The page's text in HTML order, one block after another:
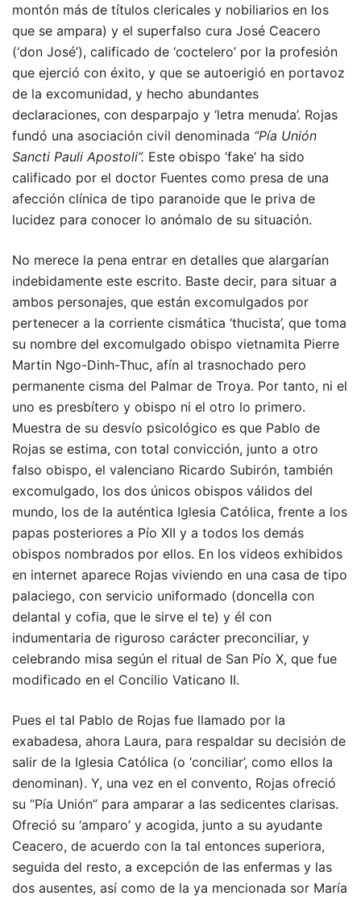
montón más de títulos clericales y nobiliarios en los
que se ampara) y el superfalso cura José Ceacero
(‘don José’), calificado de ‘coctelero’ por la profesión
que ejerció con éxito, y que se autoerigió en portavoz
de la excomunidad, y hecho abundantes
declaraciones, con desparpajo y ‘letra menuda’. Rojas
fundó una asociación civil denominada “Pía Unión
Sancti Pauli Apostoli”. Este obispo ‘fake’ ha sido
calificado por el doctor Fuentes como presa de una
afección clínica de tipo paranoide que le priva de
lucidez para conocer lo anómalo de su situación.
No merece la pena entrar en detalles que alargarían
indebidamente este escrito. Baste decir, para situar a
ambos personajes, que están excomulgados por
pertenecer a la corriente cismática ‘thucista’, que toma
su nombre del excomulgado obispo vietnamita Pierre
Martin Ngo-Dinh-Thuc, afín al trasnochado pero
permanente cisma del Palmar de Troya. Por tanto, ni el
uno es presbítero y obispo ni el otro lo primero.
Muestra de su desvío psicológico es que Pablo de
Rojas se estima, con total convicción, junto a otro
falso obispo, el valenciano Ricardo Subirón, también
excomulgado, los dos únicos obispos válidos del
mundo, los de la auténtica Iglesia Católica, frente a los
papas posteriores a Pío XII y a todos los demás
obispos nombrados por ellos. En los videos exhibidos
en internet aparece Rojas viviendo en una casa de tipo
palaciego, con servicio uniformado (doncella con
delantal y cofia, que le sirve el te) y él con
indumentaria de riguroso carácter preconciliar, y
celebrando misa según el ritual de San Pío X, que fue
modificado en el Concilio Vaticano II.
Pues el tal Pablo de Rojas fue llamado por la
exabadesa, ahora Laura, para respaldar su decisión de
salir de la Iglesia Católica (o ‘conciliar’, como ellos la
denominan). Y, una vez en el convento, Rojas ofreció
su “Pía Unión” para amparar a las sedicentes clarisas.
Ofreció su ‘amparo’ y acogida, junto a su ayudante
Ceacero, de acuerdo con la tal entonces superiora,
seguida del resto, a excepción de las enfermas y las
dos ausentes, así como de la ya mencionada sor María